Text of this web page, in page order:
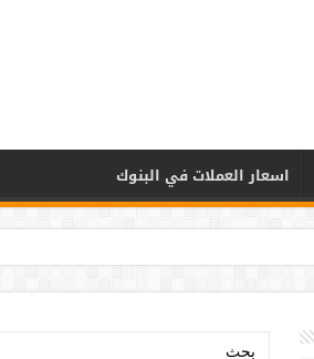
اسعار العملات في البنوك
بحث: